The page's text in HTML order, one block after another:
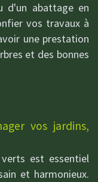
d'un abattage en
vos travaux à
une prestation
et des bonnes
vos jardins,
est essentiel
et harmonieux.